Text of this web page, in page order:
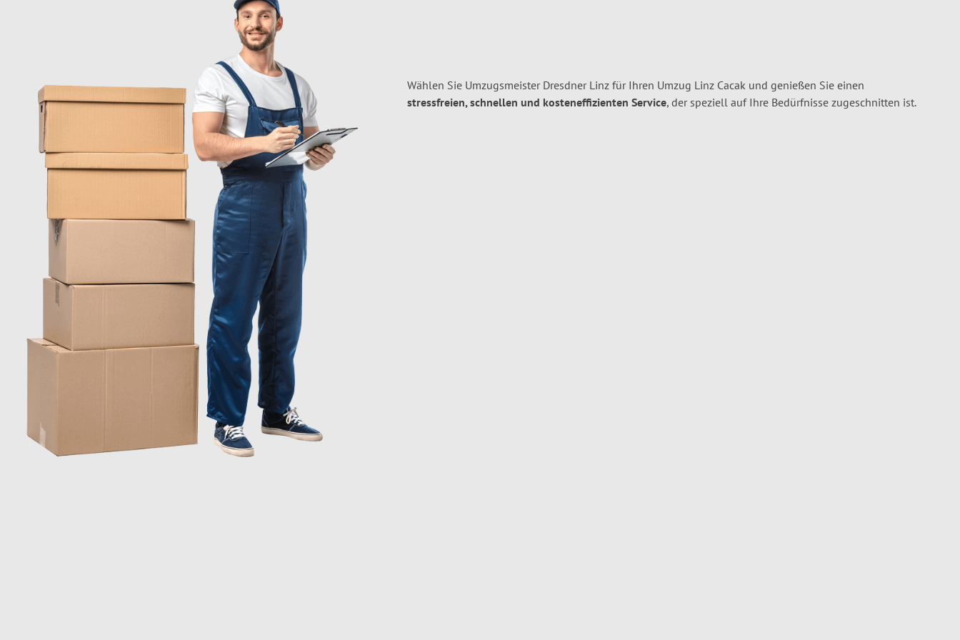
Wählen Sie Umzugsmeister Dresdner Linz für Ihren Umzug Linz Cacak und genießen Sie einen
stressfreien, schnellen und kosteneffizienten Service, der speziell auf Ihre Bedürfnisse zugeschnitten ist.